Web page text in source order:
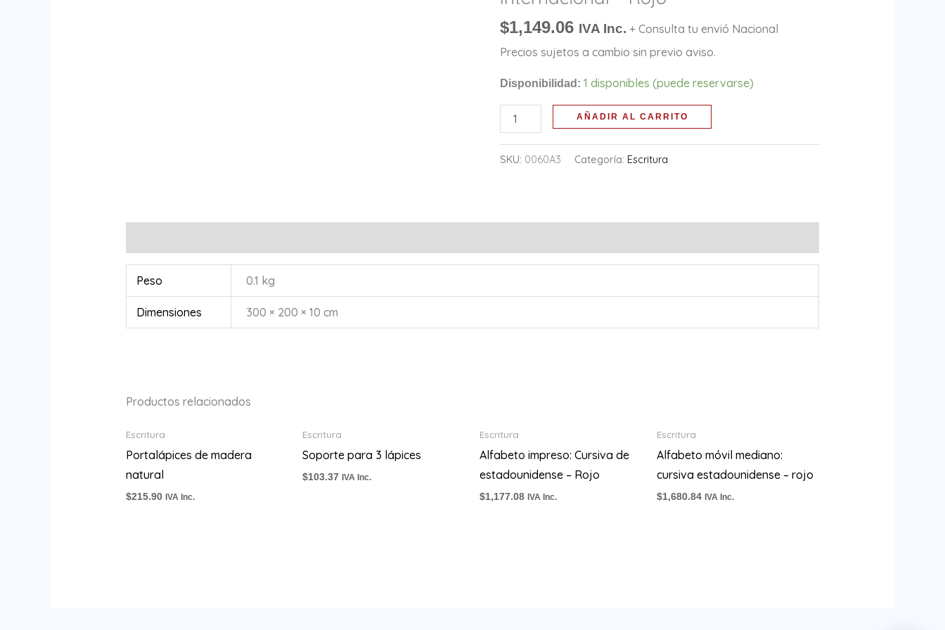
$1,149.06 IVA Inc. + Consulta tu envió Nacional
Precios sujetos a cambio sin previo aviso.
Disponibilidad: 1 disponibles (puede reservarse)
Rojo
cantidad
AÑADIR AL CARRITO
SKU: 0060A3 Categoría: Escritura
Peso 0.1 kg
Dimensiones 300 × 200 × 10 cm
Productos relacionados
Escritura
Portalápices de madera
natural
$215.90 IVA Inc.
Escritura
Soporte para 3 lápices
$103.37 IVA Inc.
Escritura
Alfabeto impreso: Cursiva de
estadounidense – Rojo
$1,177.08 IVA Inc.
Escritura
Alfabeto móvil mediano:
cursiva estadounidense – rojo
$1,680.84 IVA Inc.